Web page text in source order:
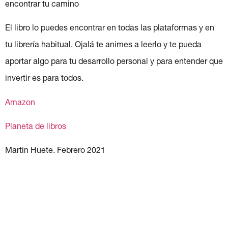
encontrar tu camino
El libro lo puedes encontrar en todas las plataformas y en
tu librería habitual. Ojalá te animes a leerlo y te pueda
aportar algo para tu desarrollo personal y para entender que
invertir es para todos.
Amazon
Planeta de libros
Martin Huete. Febrero 2021